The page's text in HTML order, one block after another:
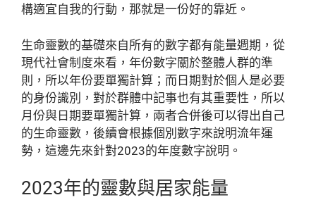
構適宜自我的行動，那就是一份好的靠近。
生命靈數的基礎來自所有的數字都有能量週期，從
現代社會制度來看，年份數字關於整體人群的準
則，所以年份要單獨計算；而日期對於個人是必要
的身份識別，對於群體中記事也有其重要性，所以
月份與日期要單獨計算，兩者合併後可以得出自己
的生命靈數，後續會根據個別數字來說明流年運
勢，這邊先來針對2023的年度數字說明。
2023年的靈數與居家能量